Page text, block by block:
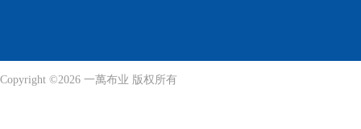
Copyright ©2026 一萬布业 版权所有